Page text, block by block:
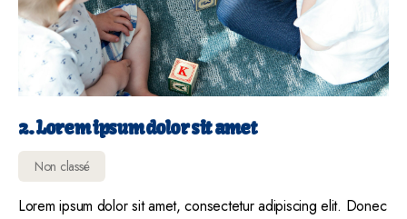
2. Lorem ipsum dolor sit amet
Non classé
Lorem ipsum dolor sit amet, consectetur adipiscing elit. Donec